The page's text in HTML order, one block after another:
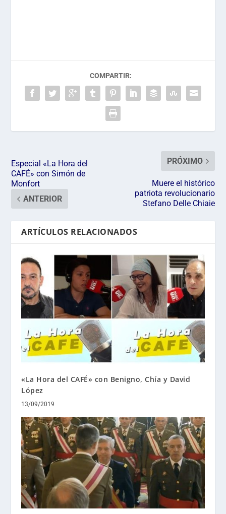
COMPARTIR:
Especial «La Hora del
CAFÉ» con Simón de
Monfort
ANTERIOR
PRÓXIMO
Muere el histórico
patriota revolucionario
Stefano Delle Chiaie
ARTÍCULOS RELACIONADOS
«La Hora del CAFÉ» con Benigno, Chía y David
López
13/09/2019